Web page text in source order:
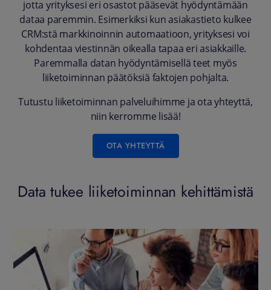
jotta yrityksesi eri osastot pääsevät hyödyntämään
dataa paremmin. Esimerkiksi kun asiakastieto kulkee
CRM:stä markkinoinnin automaatioon, yrityksesi voi
kohdentaa viestinnän oikealla tapaa eri asiakkaille.
Paremmalla datan hyödyntämisellä teet myös
liiketoiminnan päätöksiä faktojen pohjalta.
Tutustu liiketoiminnan palveluihimme ja ota yhteyttä,
niin kerromme lisää!
OTA YHTEYTTÄ
Data tukee liiketoiminnan kehittämistä